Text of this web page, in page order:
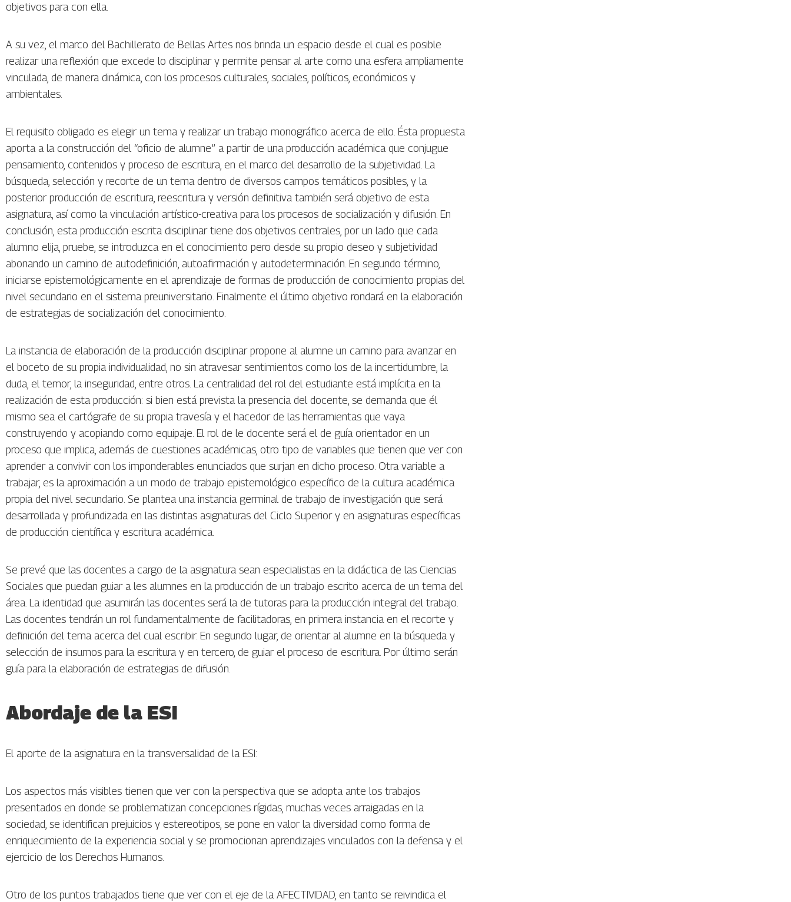
objetivos para con ella.
A su vez, el marco del Bachillerato de Bellas Artes nos brinda un espacio desde el cual es posible
realizar una reflexión que excede lo disciplinar y permite pensar al arte como una esfera ampliamente
vinculada, de manera dinámica, con los procesos culturales, sociales, políticos, económicos y
ambientales.
El requisito obligado es elegir un tema y realizar un trabajo monográfico acerca de ello. Ésta propuesta
aporta a la construcción del “oficio de alumne” a partir de una producción académica que conjugue
pensamiento, contenidos y proceso de escritura, en el marco del desarrollo de la subjetividad. La
búsqueda, selección y recorte de un tema dentro de diversos campos temáticos posibles, y la
posterior producción de escritura, reescritura y versión definitiva también será objetivo de esta
asignatura, así como la vinculación artístico-creativa para los procesos de socialización y difusión. En
conclusión, esta producción escrita disciplinar tiene dos objetivos centrales, por un lado que cada
alumno elija, pruebe, se introduzca en el conocimiento pero desde su propio deseo y subjetividad
abonando un camino de autodefinición, autoafirmación y autodeterminación. En segundo término,
iniciarse epistemológicamente en el aprendizaje de formas de producción de conocimiento propias del
nivel secundario en el sistema preuniversitario. Finalmente el último objetivo rondará en la elaboración
de estrategias de socialización del conocimiento.
La instancia de elaboración de la producción disciplinar propone al alumne un camino para avanzar en
el boceto de su propia individualidad, no sin atravesar sentimientos como los de la incertidumbre, la
duda, el temor, la inseguridad, entre otros. La centralidad del rol del estudiante está implícita en la
realización de esta producción: si bien está prevista la presencia del docente, se demanda que él
mismo sea el cartógrafe de su propia travesía y el hacedor de las herramientas que vaya
construyendo y acopiando como equipaje. El rol de le docente será el de guía orientador en un
proceso que implica, además de cuestiones académicas, otro tipo de variables que tienen que ver con
aprender a convivir con los imponderables enunciados que surjan en dicho proceso. Otra variable a
trabajar, es la aproximación a un modo de trabajo epistemológico específico de la cultura académica
propia del nivel secundario. Se plantea una instancia germinal de trabajo de investigación que será
desarrollada y profundizada en las distintas asignaturas del Ciclo Superior y en asignaturas específicas
de producción científica y escritura académica.
Se prevé que las docentes a cargo de la asignatura sean especialistas en la didáctica de las Ciencias
Sociales que puedan guiar a les alumnes en la producción de un trabajo escrito acerca de un tema del
área. La identidad que asumirán las docentes será la de tutoras para la producción integral del trabajo.
Las docentes tendrán un rol fundamentalmente de facilitadoras, en primera instancia en el recorte y
definición del tema acerca del cual escribir. En segundo lugar, de orientar al alumne en la búsqueda y
selección de insumos para la escritura y en tercero, de guiar el proceso de escritura. Por último serán
guía para la elaboración de estrategias de difusión.
Abordaje de la ESI
El aporte de la asignatura en la transversalidad de la ESI:
Los aspectos más visibles tienen que ver con la perspectiva que se adopta ante los trabajos
presentados en donde se problematizan concepciones rígidas, muchas veces arraigadas en la
sociedad, se identifican prejuicios y estereotipos, se pone en valor la diversidad como forma de
enriquecimiento de la experiencia social y se promocionan aprendizajes vinculados con la defensa y el
ejercicio de los Derechos Humanos.
Otro de los puntos trabajados tiene que ver con el eje de la AFECTIVIDAD, en tanto se reivindica el